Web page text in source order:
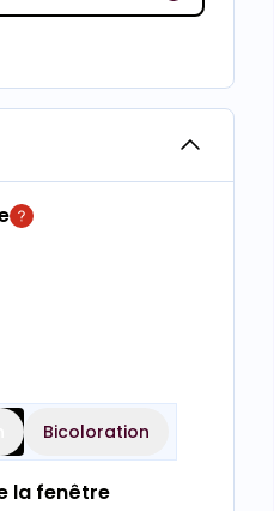
Bicoloration
la fenêtre